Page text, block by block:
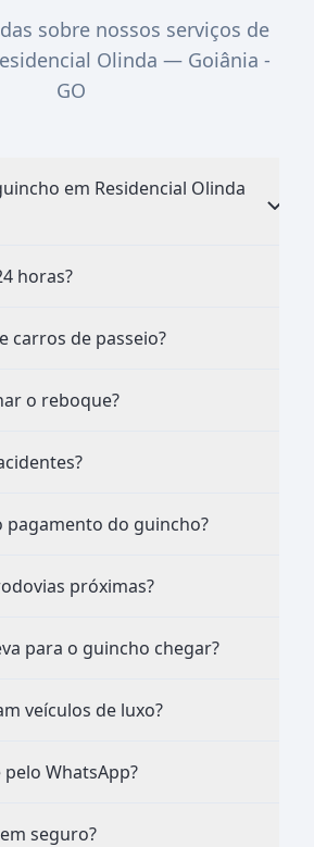
sobre nossos serviços de
Olinda — Goiânia -
GO
em Residencial Olinda
horas?
carros de passeio?
o reboque?
pagamento do guincho?
próximas?
para o guincho chegar?
veículos de luxo?
WhatsApp?
seguro?